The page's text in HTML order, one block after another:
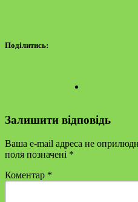
Поділитись:
Залишити відповідь
Ваша e-mail адреса не
поля позначені *
Коментар *